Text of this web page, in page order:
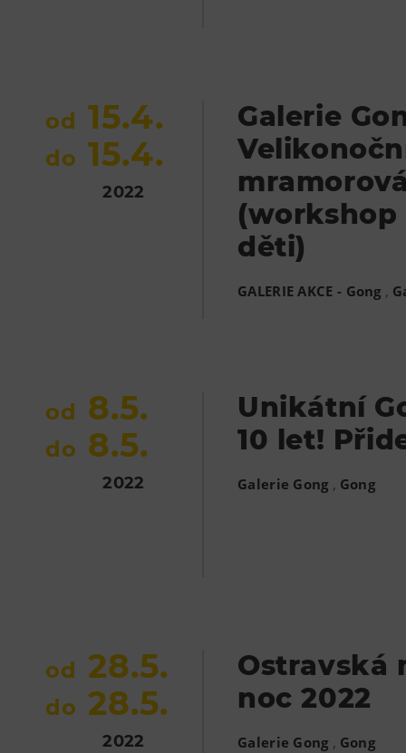
od 15.4.
do 15.4.
2022
Galerie
(workshop
děti)
GALERIE AKCE - Gong ,
od 8.5.
do 8.5.
2022
Unikátní
10 let!
Galerie Gong , Gong
od 28.5.
do 28.5.
2022
Ostravská
noc 2022
Galerie Gong , Gong